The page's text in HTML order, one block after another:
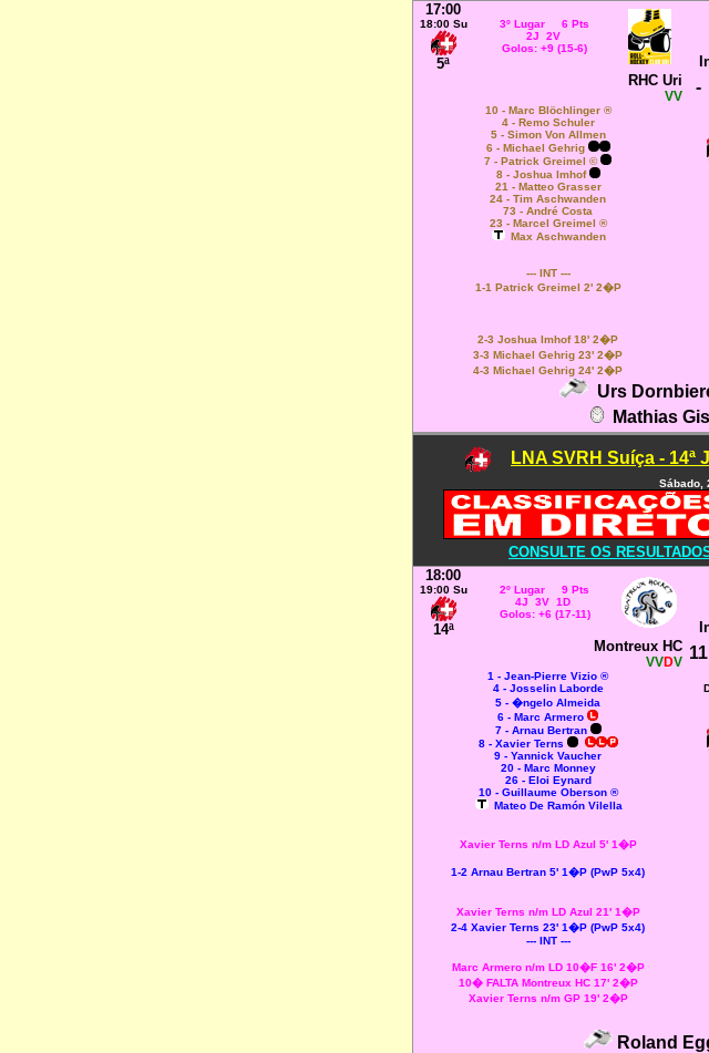
17:00
18:00 Su
5ª
3º Lugar 6 Pts
2J 2V
Golos: +9 (15-6)
RHC Uri
VV -
10 - Marc Blöchlinger ®
4 - Remo Schuler
5 - Simon Von Allmen
6 - Michael Gehrig
7 - Patrick Greimel ©
8 - Joshua Imhof
21 - Matteo Grasser
24 - Tim Aschwanden
73 - André Costa
23 - Marcel Greimel ®
Max Aschwanden
--- INT ---
1-1 Patrick Greimel 2' 2�P
2-3 Joshua Imhof 18' 2�P
3-3 Michael Gehrig 23' 2�P
4-3 Michael Gehrig 24' 2�P
Urs
Mathias
LNA SVRH Suíça - 14ª
Sábado,
CONSULTE OS
18:00
19:00 Su
14ª
2º Lugar 9 Pts
4J 3V 1D
Golos: +6 (17-11)
Montreux HC
VVDV 11
1 - Jean-Pierre Vizio ®
4- Josselin Laborde
5 - �ngelo Almeida
6 - Marc Armero
7 - Arnau Bertran
8 - Xavier Terns
9 - Yannick Vaucher
20 - Marc Monney
26 - Eloi Eynard
10 - Guillaume Oberson ®
Mateo De Ramón Vilella
Xavier Terns n/m LD Azul 5' 1�P
1-2 Arnau Bertran 5' 1�P (PwP 5x4)
Xavier Terns n/m LD Azul 21' 1�P
2-4 Xavier Terns 23' 1�P (PwP 5x4)
--- INT ---
Marc Armero n/m LD 10�F 16' 2�P
10� FALTA Montreux HC 17' 2�P
Xavier Terns n/m GP 19' 2�P
Roland